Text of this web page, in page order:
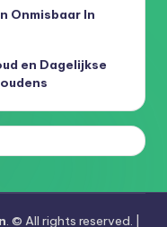
Onmisbaar In
en Dagelijkse
. © All rights reserved. |